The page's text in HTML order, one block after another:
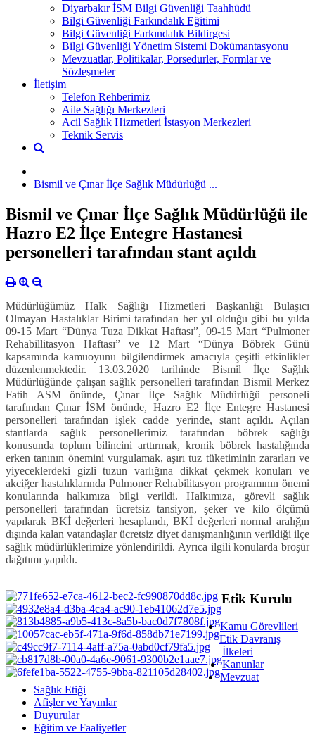
Diyarbakır İSM Bilgi Güvenliği Taahhüdü
Bilgi Güvenliği Farkındalık Eğitimi
Bilgi Güvenliği Farkındalık Bildirgesi
Bilgi Güvenliği Yönetim Sistemi Dokümantasyonu
Mevzuatlar, Politikalar, Porsedurler, Formlar ve
Sözleşmeler
İletişim
Telefon Rehberimiz
Aile Sağlığı Merkezleri
Acil Sağlık Hizmetleri İstasyon Merkezleri
Teknik Servis
Bismil ve Çınar İlçe Sağlık Müdürlüğü ...
Bismil ve Çınar İlçe Sağlık Müdürlüğü ile
Hazro E2 İlçe Entegre Hastanesi
personelleri tarafından stant açıldı
Müdürlüğümüz Halk Sağlığı Hizmetleri Başkanlığı Bulaşıcı
Olmayan Hastalıklar Birimi tarafından her yıl olduğu gibi bu yılda
09-15 Mart “Dünya Tuza Dikkat Haftası”, 09-15 Mart “Pulmoner
Rehabillitasyon Haftası” ve 12 Mart “Dünya Böbrek Günü
kapsamında kamuoyunu bilgilendirmek amacıyla çeşitli etkinlikler
düzenlenmektedir. 13.03.2020 tarihinde Bismil İlçe Sağlık
Müdürlüğünde çalışan sağlık personelleri tarafından Bismil Merkez
Fatih ASM önünde, Çınar İlçe Sağlık Müdürlüğü personeli
tarafından Çınar İSM önünde, Hazro E2 İlçe Entegre Hastanesi
personelleri tarafından işlek cadde yerinde, stant açıldı. Açılan
stantlarda sağlık personellerimiz tarafından böbrek sağlığı
konusunda toplum bilincini arttırmak, kronik böbrek hastalığında
erken tanının önemini vurgulamak, aşırı tuz tüketiminin zararları ve
yiyeceklerdeki gizli tuzun varlığına dikkat çekmek konuları ve
akciğer hastalıklarında Pulmoner Rehabilitasyon programının önemi
konularında halkımıza bilgi verildi. Halkımıza, görevli sağlık
personelleri tarafından ücretsiz tansiyon, şeker ve kilo ölçümü
yapılarak BKİ değerleri hesaplandı, BKİ değerleri normal aralığın
dışında kalan vatandaşlar ücretsiz diyet danışmanlığının verildiği ilçe
sağlık müdürlüklerimize yönlendirildi. Ayrıca ilgili konularda broşür
dağıtımı yapıldı.
Etik Kurulu
Kamu Görevlileri
Etik Davranış
İlkeleri
Kanunlar
Mevzuat
Sağlık Etiği
Afişler ve Yayınlar
Duyurular
Eğitim ve Faaliyetler